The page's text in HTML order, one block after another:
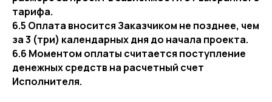
тарифа.
6.5 Оплата вносится Заказчиком не позднее, чем
за 3 (три) календарных дня до начала проекта.
6.6 Моментом оплаты считается поступление
денежных средств на расчетный счет
Исполнителя.